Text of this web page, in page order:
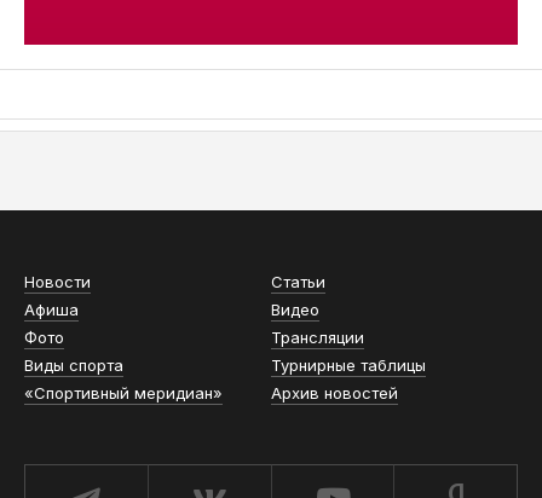
Новости
Статьи
Афиша
Видео
Фото
Трансляции
Виды спорта
Турнирные таблицы
«Спортивный меридиан»
Архив новостей